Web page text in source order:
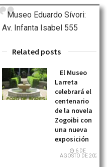
Museo Eduardo Sívori:
Av. Infanta Isabel 555
Related posts
El Museo
Larreta
celebrará el
centenario
de la novela
Zogoibi con
una nueva
exposición
6 DE
AGOSTO DE 2026